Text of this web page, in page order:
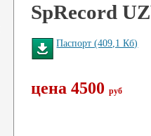
SpRecord
Паспорт (409,1 Кб)
цена 4500руб